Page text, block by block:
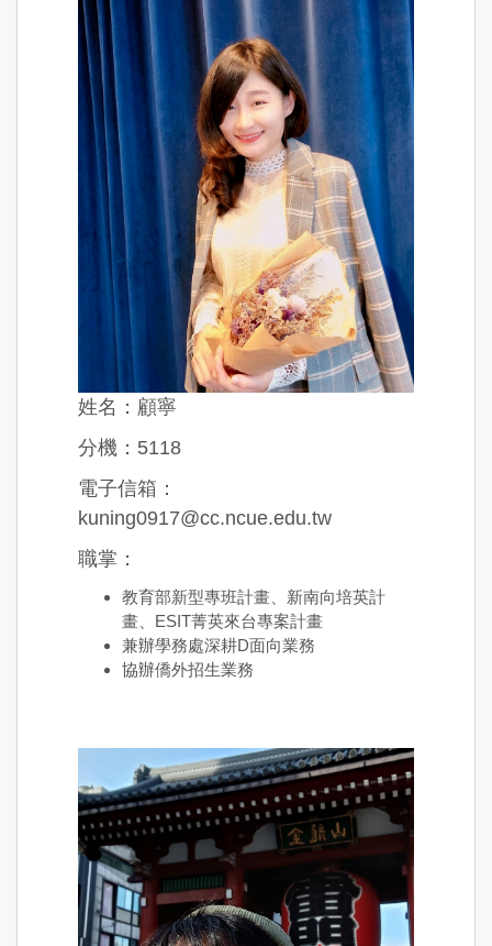
姓名：顧寧
分機：5118
電子信箱：
kuning0917@cc.ncue.edu.tw
職掌：
教育部新型專班計畫、新南向培英計
畫、ESIT菁英來台專案計畫
兼辦學務處深耕D面向業務
協辦僑外招生業務